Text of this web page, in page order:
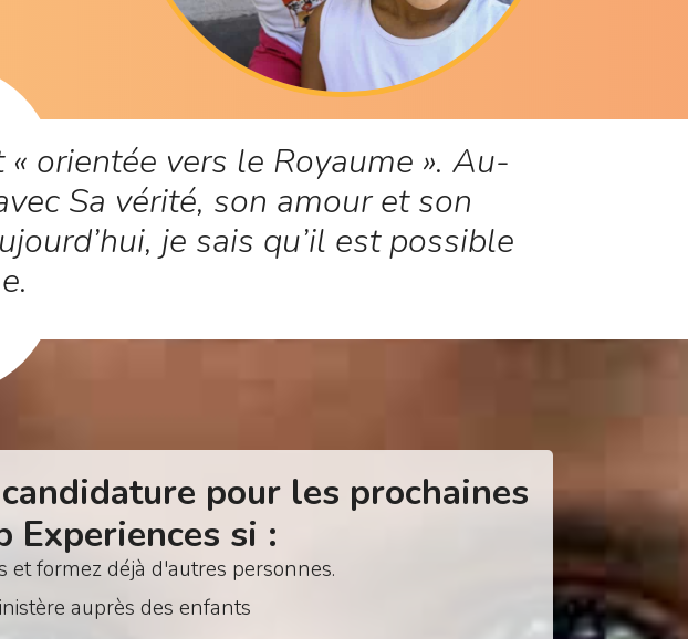
orientée vers le Royaume ». Au-
Sa vérité, son amour et son
je sais qu’il est possible
pour les prochaines
Experiences si :
formez déjà d'autres personnes.
auprès des enfants